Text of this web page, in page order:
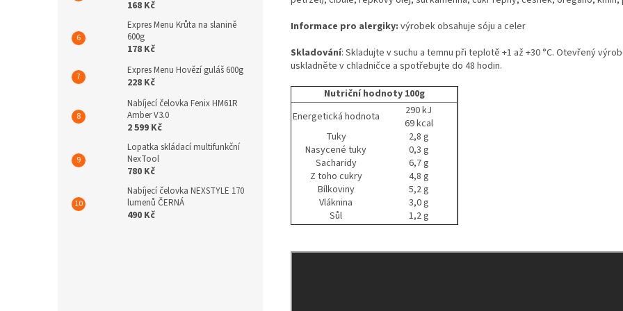
168 Kč
Expres Menu Krůta na slanině
600g
178 Kč
Expres Menu Hovězí guláš 600g
228 Kč
Nabíjecí čelovka Fenix HM61R
Amber V3.0
2 599 Kč
Lopatka skládací multifunkční
NexTool
780 Kč
Nabíjecí čelovka NEXSTYLE 170
lumenů ČERNÁ
490 Kč
Informace pro alergiky: výrobek obsahuje sóju a celer
Skladování: Skladujte v suchu a temnu při teplotě +1 až +30 °C. Otevřený
uskladněte v chladničce a spotřebujte do 48 hodin.
Nutriční hodnoty 100g
Energetická hodnota
290 kJ
69 kcal
Tuky
2,8 g
Nasycené tuky
0,3 g
Sacharidy
6,7 g
Z toho cukry
4,8 g
Bílkoviny
5,2 g
Vláknina
3,0 g
Sůl
1,2 g